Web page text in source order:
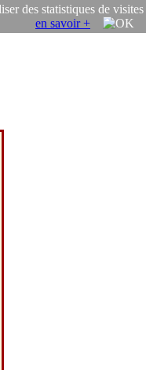
des statistiques de visites
en savoir +